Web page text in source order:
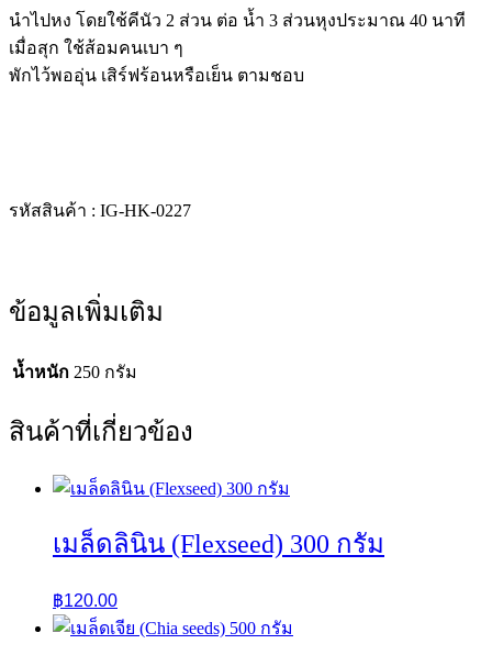
นำไปหง โดยใช้คีนัว 2 ส่วน ต่อ น้ำ 3 ส่วนหุงประมาณ 40 นาที
เมื่อสุก ใช้ส้อมคนเบา ๆ
พักไว้พออุ่น เสิร์ฟร้อนหรือเย็น ตามชอบ
รหัสสินค้า : IG-HK-0227
ข้อมูลเพิ่มเติม
น้ำหนัก 250 กรัม
สินค้าที่เกี่ยวข้อง
เมล็ดลินิน (Flexseed) 300 กรัม
฿120.00